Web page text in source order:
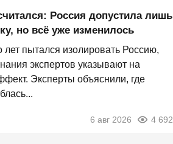
Россия допустила лишь
но всё уже изменилось
лет пытался изолировать Россию,
экспертов указывают на
Эксперты объяснили, где
6 авг 2026 4 692